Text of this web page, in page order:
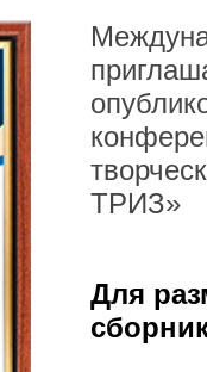
ТРИЗ»
Для